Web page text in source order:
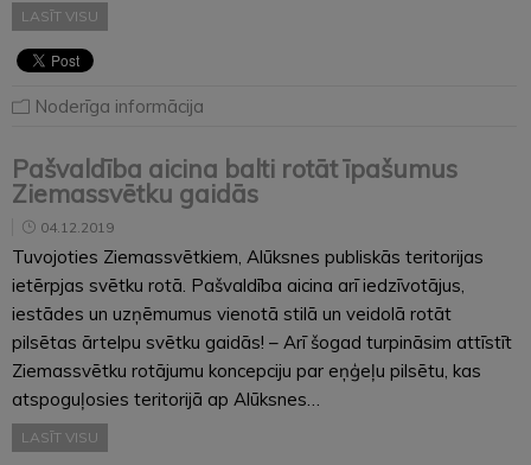
LASĪT VISU
Noderīga informācija
Pašvaldība aicina balti rotāt īpašumus
Ziemassvētku gaidās
04.12.2019
Tuvojoties Ziemassvētkiem, Alūksnes publiskās teritorijas
ietērpjas svētku rotā. Pašvaldība aicina arī iedzīvotājus,
iestādes un uzņēmumus vienotā stilā un veidolā rotāt
pilsētas ārtelpu svētku gaidās! – Arī šogad turpināsim attīstīt
Ziemassvētku rotājumu koncepciju par eņģeļu pilsētu, kas
atspoguļosies teritorijā ap Alūksnes…
LASĪT VISU